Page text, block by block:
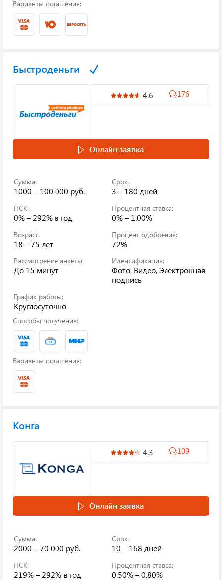
Варианты погашения:
Быстроденьги
4.6 176
Онлайн заявка
Сумма:
1000 – 100 000 руб.
Срок:
3 – 180 дней
ПСК:
0% – 292% в год
Процентная ставка:
0% – 1.00%
Возраст:
18 – 75 лет
Процент одобрения:
72%
Рассмотрение анкеты:
До 15 минут
Идентификация:
Фото, Видео, Электронная
подпись
График работы:
Круглосуточно
Способы получения:
Варианты погашения:
Конга
4.3 109
Онлайн заявка
Сумма:
2000 – 70 000 руб.
Срок:
10 – 168 дней
ПСК:
219% – 292% в год
Процентная ставка:
0.50% – 0.80%